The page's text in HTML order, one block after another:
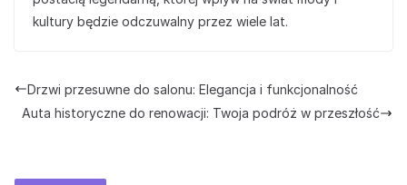
kultury będzie odczuwalny przez wiele lat.
Drzwi przesuwne do salonu: Elegancja i funkcjonalność
Auta historyczne do renowacji: Twoja podróż w przeszłość